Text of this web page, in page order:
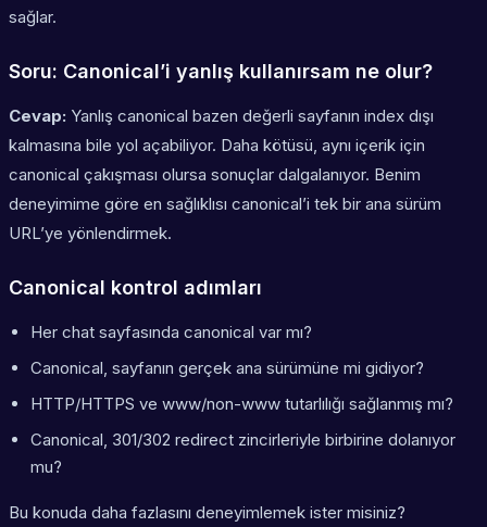
sağlar.
Soru: Canonical’i yanlış kullanırsam ne olur?
Cevap: Yanlış canonical bazen değerli sayfanın index dışı
kalmasına bile yol açabiliyor. Daha kötüsü, aynı içerik için
canonical çakışması olursa sonuçlar dalgalanıyor. Benim
deneyimime göre en sağlıklısı canonical’i tek bir ana sürüm
URL’ye yönlendirmek.
Canonical kontrol adımları
Her chat sayfasında canonical var mı?
Canonical, sayfanın gerçek ana sürümüne mi gidiyor?
HTTP/HTTPS ve www/non-www tutarlılığı sağlanmış mı?
Canonical, 301/302 redirect zincirleriyle birbirine dolanıyor
mu?
Bu konuda daha fazlasını deneyimlemek ister misiniz?